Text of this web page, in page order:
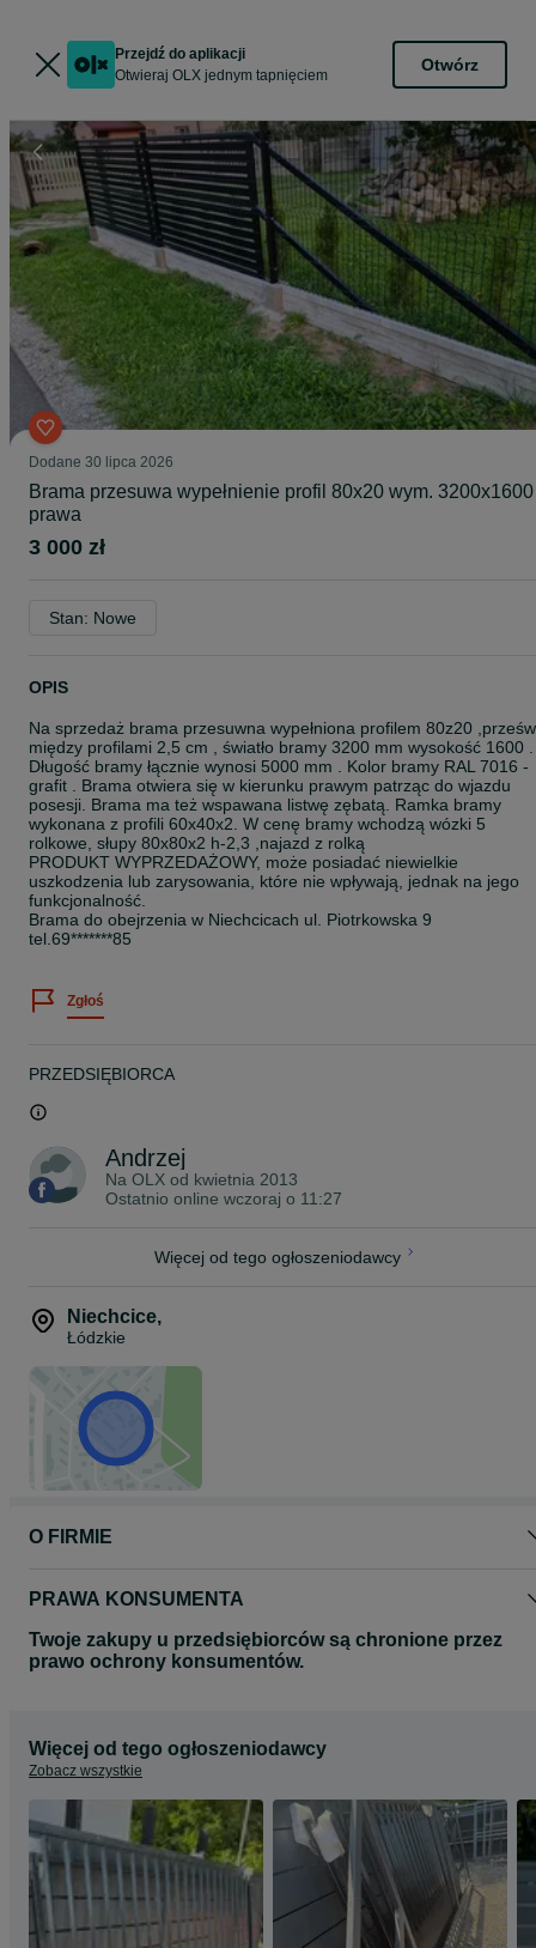
Przejdź do aplikacji
Otwieraj OLX jednym tapnięciem
Otwórz
Dodane 30 lipca 2026
Brama przesuwa wypełnienie profil 80x20 wym. 3200x1600
prawa
3 000 zł
Stan: Nowe
OPIS
Na sprzedaż brama przesuwna wypełniona profilem 80z20
między profilami 2,5 cm , światło bramy 3200 mm wysokość 1600 .
Długość bramy łącznie wynosi 5000 mm . Kolor bramy RAL 7016 -
grafit . Brama otwiera się w kierunku prawym patrząc do wjazdu
posesji. Brama ma też wspawana listwę zębatą. Ramka bramy
wykonana z profili 60x40x2. W cenę bramy wchodzą wózki 5
rolkowe, słupy 80x80x2 h-2,3 ,najazd z rolką
PRODUKT WYPRZEDAŻOWY, może posiadać niewielkie
uszkodzenia lub zarysowania, które nie wpływają, jednak na jego
funkcjonalność.
Brama do obejrzenia w Niechcicach ul. Piotrkowska 9
tel.69*******85
Zgłoś
PRZEDSIĘBIORCA
Andrzej
Na OLX od kwietnia 2013
Ostatnio online wczoraj o 11:27
Więcej od tego ogłoszeniodawcy
Niechcice,
Łódzkie
O FIRMIE
PRAWA KONSUMENTA
Twoje zakupy u przedsiębiorców są chronione przez
prawo ochrony konsumentów.
Więcej od tego ogłoszeniodawcy
Zobacz wszystkie